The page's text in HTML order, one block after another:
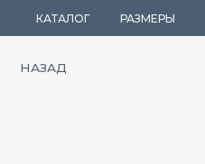
КАТАЛОГ РАЗМЕРЫ